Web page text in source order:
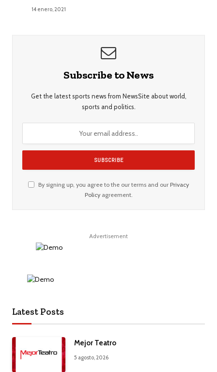
14 enero, 2021
Subscribe to News
Get the latest sports news from NewsSite about world,
sports and politics.
By signing up, you agree to the our terms and our Privacy
Policyagreement.
Advertisement
Latest Posts
Mejor Teatro
5 agosto, 2026